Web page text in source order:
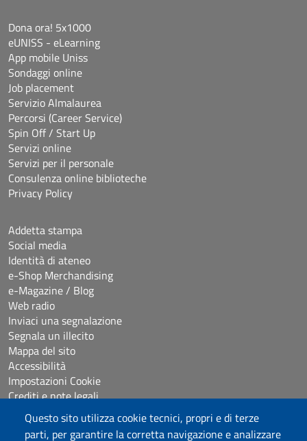
Questo sito utilizza cookie tecnici, propri e di terze
parti, per garantire la corretta navigazione e analizzare
Dona ora! 5x1000
eUNISS - eLearning
App mobile Uniss
Sondaggi online
Job placement
Servizio Almalaurea
Percorsi (Career Service)
Spin Off / Start Up
Servizi online
Servizi per il personale
Consulenza online biblioteche
Privacy Policy
Addetta stampa
Social media
Identità di ateneo
e-Shop Merchandising
e-Magazine / Blog
Web radio
Inviaci una segnalazione
Segnala un illecito
Mappa del sito
Accessibilità
Impostazioni Cookie
Crediti e note legali
Seguici su